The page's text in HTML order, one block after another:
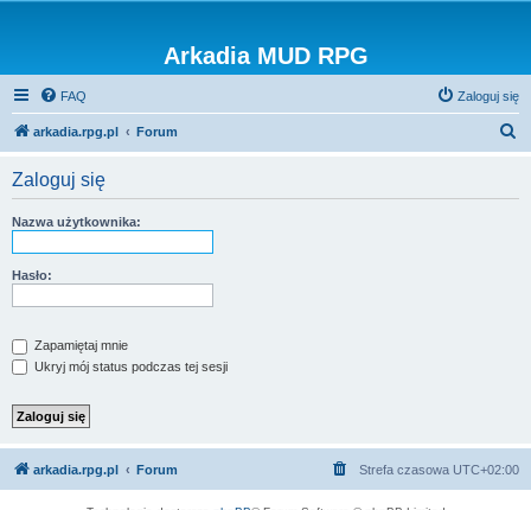
Arkadia MUD RPG
FAQ Zaloguj się
arkadia.rpg.pl Forum
Zaloguj się
Nazwa użytkownika:
Hasło:
Zapamiętaj mnie
Ukryj mój status podczas tej sesji
arkadia.rpg.pl Forum Strefa czasowa UTC+02:00